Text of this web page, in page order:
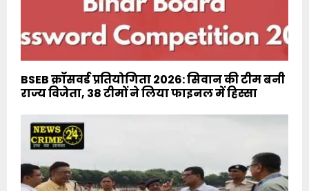
BSEB क्रॉसवर्ड प्रतियोगिता 2026: सिवान की टीम बनी
राज्य विजेता, 38 टीमों ने लिया फाइनल में हिस्सा